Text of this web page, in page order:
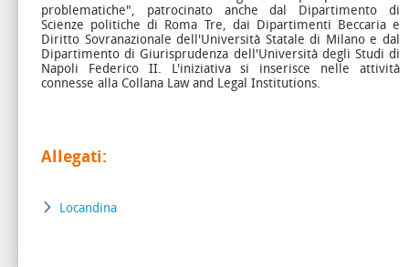
problematiche", patrocinato anche dal Dipartimento di
Scienze politiche di Roma Tre, dai Dipartimenti Beccaria e
Diritto Sovranazionale dell'Università Statale di Milano e dal
Dipartimento di Giurisprudenza dell'Università degli Studi di
Napoli Federico II. L'iniziativa si inserisce nelle attività
connesse alla Collana Law and Legal Institutions.
Allegati:
Locandina